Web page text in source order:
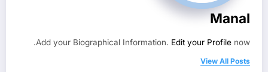
Manal
Add your Biographical Information. Edit your Profile now.
View All Posts